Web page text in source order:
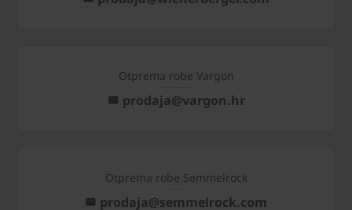
Otprema robe Vargon
prodaja@vargon.hr
Otprema robe Semmelrock
prodaja@semmelrock.com